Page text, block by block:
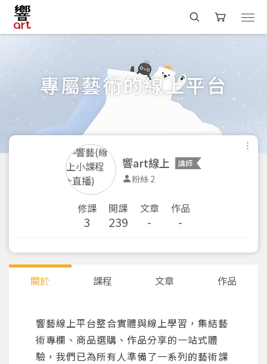
專屬藝術的線上平台
響art線上 講師
粉絲 2
修課
3
開課
239
文章
-
作品
-
關於 課程 文章 作品
響藝線上平台整合實體與線上學習，集結藝
術專欄、商品選購、作品分享的一站式體
驗，我們已為所有人準備了一系列的藝術課